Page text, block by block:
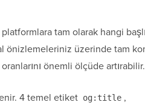
tam olarak hangi
önizlemeleriniz üzerinde tam
önemli ölçüde artırabilir.
4 temel etiket og:title ,